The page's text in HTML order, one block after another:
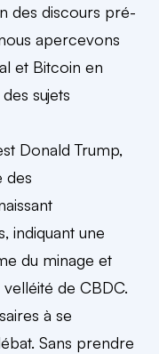
des discours pré-
apercevons
et Bitcoin en
sujets
Donald Trump,
des
indiquant une
du minage et
de CBDC.
à se
Sans prendre